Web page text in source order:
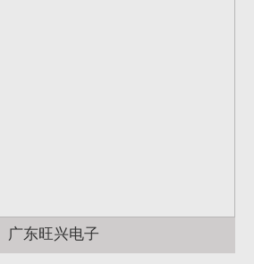
广东旺兴电子